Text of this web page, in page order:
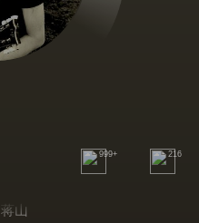
999+ 216
山